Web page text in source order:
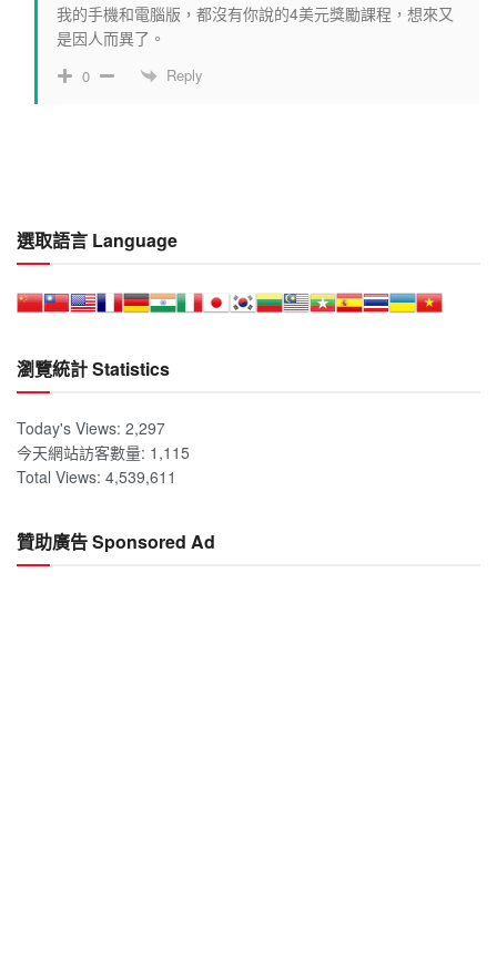
我的手機和電腦版，都沒有你說的4美元獎勵課程，想來又
是因人而異了。
0 Reply
選取語言 Language
瀏覽統計 Statistics
Today's Views: 2,297
今天網站訪客數量: 1,115
Total Views: 4,539,611
贊助廣告 Sponsored Ad